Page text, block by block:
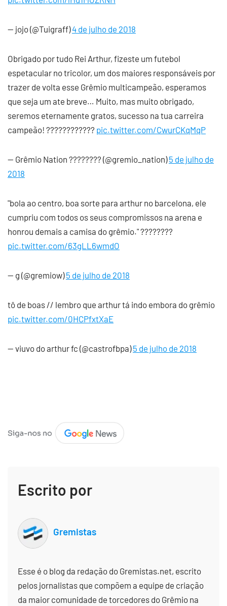
— jojo (@Tuigraff)4 de julho de 2018
Obrigado por tudo Rei Arthur, fizeste um futebol
espetacular no tricolor, um dos maiores responsáveis por
trazer de volta esse Grêmio multicampeão, esperamos
que seja um ate breve… Muito, mas muito obrigado,
seremos eternamente gratos, sucesso na tua carreira
campeão! ???????????? pic.twitter.com/CwurCKqMqP
— Grêmio Nation ???????? (@gremio_nation)5 de julho de
2018
"bola ao centro, boa sorte para arthur no barcelona, ele
cumpriu com todos os seus compromissos na arena e
honrou demais a camisa do grêmio." ????????
pic.twitter.com/63gLL6wmdO
— g (@gremiow)5 de julho de 2018
tô de boas // lembro que arthur tá indo embora do grêmio
pic.twitter.com/0HCPfxtXaE
— viuvo do arthur fc (@castrofbpa)5 de julho de 2018
Escrito por
Gremistas
Esse é o blog da redação do Gremistas.net, escrito
pelos jornalistas que compõem a equipe de criação
da maior comunidade de torcedores do Grêmio na